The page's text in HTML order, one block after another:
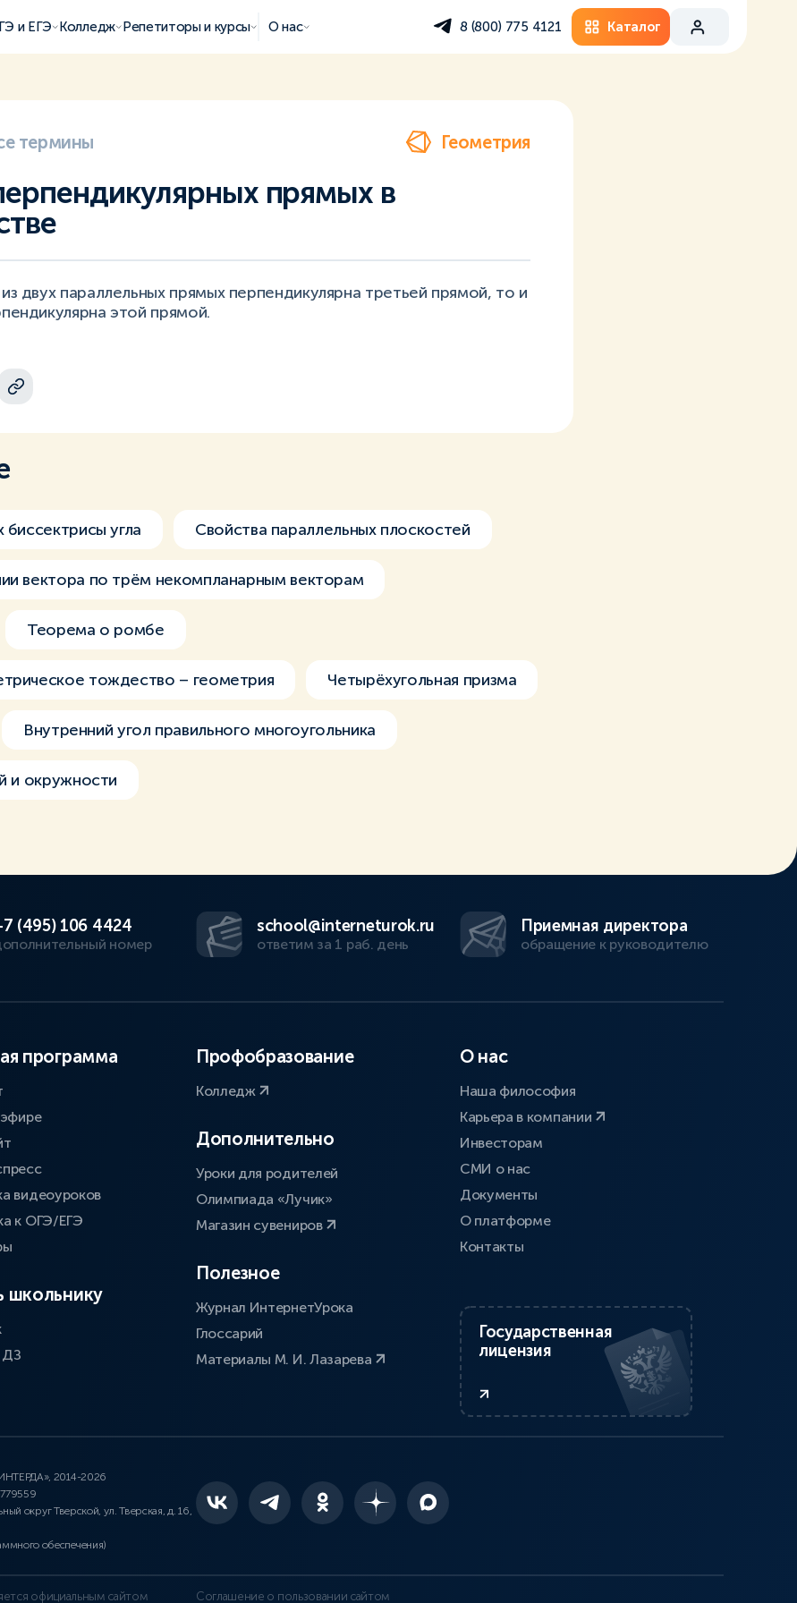
и ЕГЭ Колледж Репетиторы и курсы О нас 8 (800) 775 4121 Каталог
термины Геометрия
прямых в
двух параллельных прямых перпендикулярна третьей прямой, то и
этой прямой.
угла Свойства параллельных плоскостей
вектора по трём некомпланарным векторам
Теорема о ромбе
тождество – геометрия Четырёхугольная призма
Внутренний угол правильного многоугольника
и окружности
(495) 106 4424
номер
school@interneturok.ru
ответим за 1 раб. день
Приемная директора
обращение к руководителю
программа
видеоуроков
к ОГЭ/ЕГЭ
школьнику
ДЗ
Профобразование
Колледж
Дополнительно
Уроки для родителей
Олимпиада «Лучик»
Магазин сувениров
Полезное
Журнал ИнтернетУрока
Глоссарий
Материалы М. И. Лазарева
О нас
Наша философия
Карьера в компании
Инвесторам
СМИ о нас
Документы
О платформе
Контакты
Государственная
лицензия
2014-2026
округ Тверской, ул. Тверская, д. 16,
обеспечения)
официальным сайтом Соглашение о пользовании сайтом